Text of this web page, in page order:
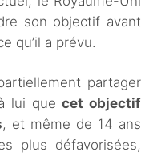
son objectif avant
qu’il a prévu.
partager
à lui quecet objectif
, et même de 14 ans
plus défavorisées,